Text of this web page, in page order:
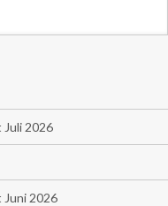
2026
2026